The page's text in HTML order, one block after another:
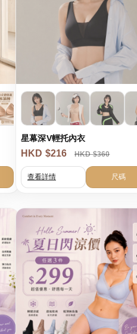
星幕深V輕托內衣
HKD $216 HKD $360
查看詳情 尺碼